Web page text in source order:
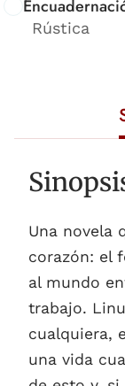
Rústica
Una novela
corazón: el
al mundo
trabajo.
cualquiera,
una vida